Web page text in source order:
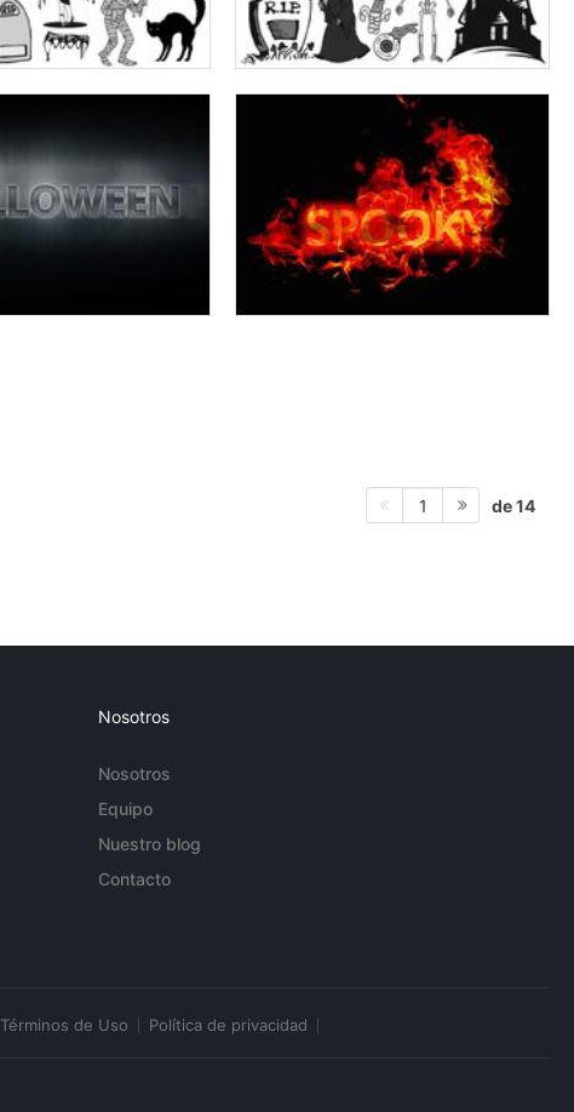
1 de 14
Nosotros
Nosotros
Equipo
Nuestro blog
Contacto
Términos de Uso Política de privacidad